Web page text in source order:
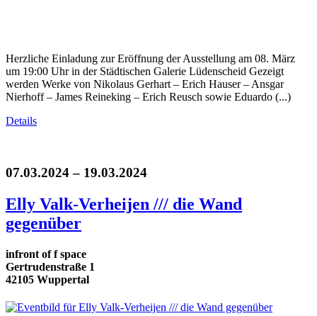
Herzliche Einladung zur Eröffnung der Ausstellung am 08. März
um 19:00 Uhr in der Städtischen Galerie Lüdenscheid Gezeigt
werden Werke von Nikolaus Gerhart – Erich Hauser – Ansgar
Nierhoff – James Reineking – Erich Reusch sowie Eduardo (...)
Details
07.03.2024 – 19.03.2024
Elly Valk-Verheijen /// die Wand
gegenüber
infront of f space
Gertrudenstraße 1
42105 Wuppertal